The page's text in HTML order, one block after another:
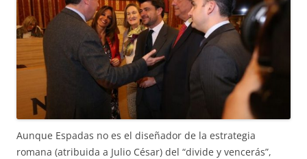
Aunque Espadas no es el diseñador de la estrategia
romana (atribuida a Julio César) del “divide y vencerás”,